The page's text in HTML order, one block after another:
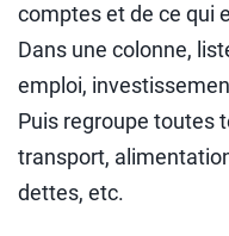
comptes et de ce qui
Dans une colonne,
emploi,
Puis regroupe toutes
transport,
dettes, etc.